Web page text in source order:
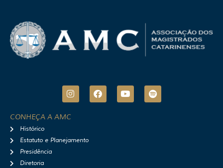
I
n
s
t
a
r
F
a
c
Y
o
u
S
p
o
CONHEÇA A AMC
Histórico
Estatuto e Planejamento
Presidência
Diretoria